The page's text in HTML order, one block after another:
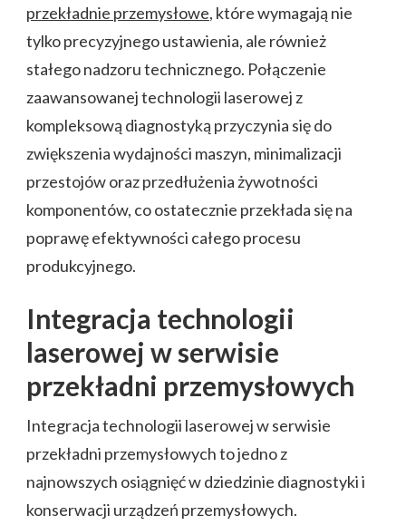
przekładnie przemysłowe, które wymagają nie
tylko precyzyjnego ustawienia, ale również
stałego nadzoru technicznego. Połączenie
zaawansowanej technologii laserowej z
kompleksową diagnostyką przyczynia się do
zwiększenia wydajności maszyn, minimalizacji
przestojów oraz przedłużenia żywotności
komponentów, co ostatecznie przekłada się na
poprawę efektywności całego procesu
produkcyjnego.
Integracja technologii
laserowej w serwisie
przekładni przemysłowych
Integracja technologii laserowej w serwisie
przekładni przemysłowych to jedno z
najnowszych osiągnięć w dziedzinie diagnostyki i
konserwacji urządzeń przemysłowych.